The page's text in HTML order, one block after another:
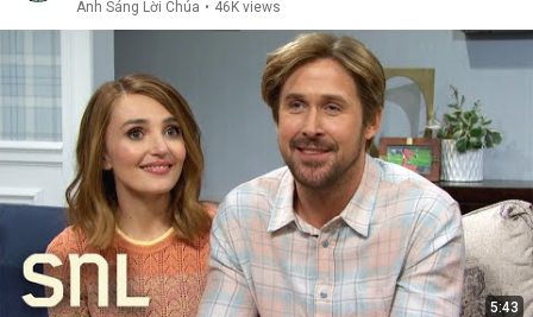
Ánh Sáng Lời Chúa • 46K views
5:43